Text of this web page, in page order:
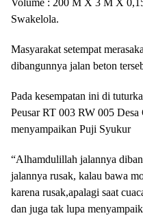
Volume : 200 M X 3 M X
Swakelola.
Masyarakat setempat
dibangunnya jalan beton
Pada kesempatan ini di
Peusar RT 003 RW 005
menyampaikan Puji Syukur
“Alhamdulillah jalannya
jalannya rusak, kalau bawa
karena rusak,apalagi saat
dan juga tak lupa